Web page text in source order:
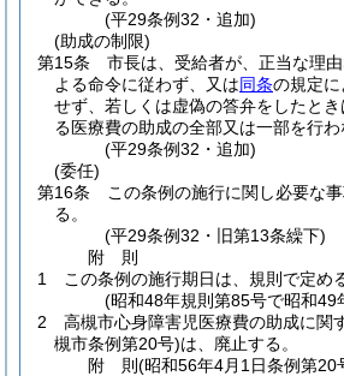
(平29条例32・追加)
(助成の制限)
第15条
市長は、受給者が、正当な理由
よる命令に従わず、又は同条の規定
せず、若しくは虚偽の答弁をしたとき
る医療費の助成の全部又は一部を行わ
(平29条例32・追加)
(委任)
第16条
この条例の施行に関し必要な
る。
(平29条例32・旧第13条繰下)
附 則
1
この条例の施行期日は、規則で定め
(昭和48年規則第85号で昭和49
2
高槻市心身障害児医療費の助成に関
槻市条例第20号)は、廃止する。
附 則(昭和56年4月1日条例第20